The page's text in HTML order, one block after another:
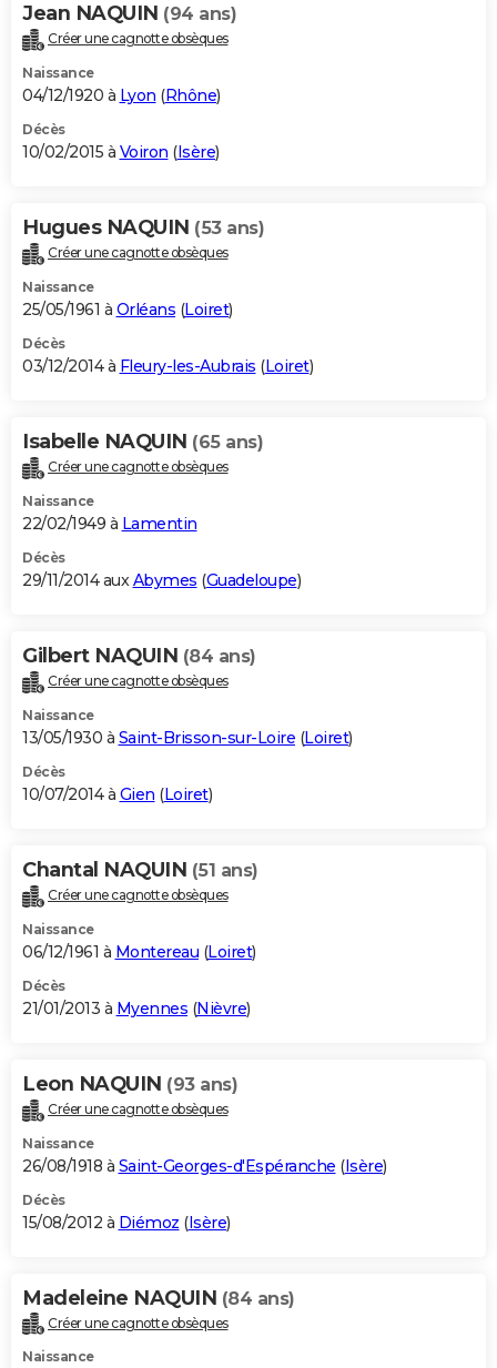
Jean NAQUIN (94 ans)
Créer une cagnotte obsèques
Naissance
04/12/1920 à Lyon (Rhône)
Décès
10/02/2015 à Voiron (Isère)
Hugues NAQUIN (53 ans)
Créer une cagnotte obsèques
Naissance
25/05/1961 à Orléans (Loiret)
Décès
03/12/2014 à Fleury-les-Aubrais (Loiret)
Isabelle NAQUIN (65 ans)
Créer une cagnotte obsèques
Naissance
22/02/1949 à Lamentin
Décès
29/11/2014 auxAbymes (Guadeloupe)
Gilbert NAQUIN (84 ans)
Créer une cagnotte obsèques
Naissance
13/05/1930 à Saint-Brisson-sur-Loire (Loiret)
Décès
10/07/2014 à Gien (Loiret)
Chantal NAQUIN (51 ans)
Créer une cagnotte obsèques
Naissance
06/12/1961 à Montereau (Loiret)
Décès
21/01/2013 à Myennes (Nièvre)
Leon NAQUIN (93 ans)
Créer une cagnotte obsèques
Naissance
26/08/1918 à Saint-Georges-d'Espéranche (Isère)
Décès
15/08/2012 à Diémoz (Isère)
Madeleine NAQUIN (84 ans)
Créer une cagnotte obsèques
Naissance